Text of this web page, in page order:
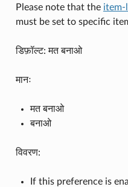
Please note that the item-
must be set to specific
डिफ़ॉल्ट: मत बनाओ
मानः
मत बनाओ
बनाओ
विवरण:
If this preference is